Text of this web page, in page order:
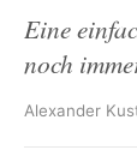
Eine
noch
Alexander